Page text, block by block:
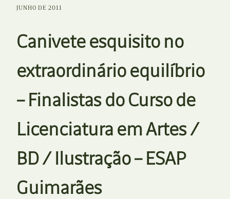
JUNHO DE 2011
Canivete esquisito no
extraordinário equilíbrio
– Finalistas do Curso de
Licenciatura em Artes /
BD / Ilustração – ESAP
Guimarães